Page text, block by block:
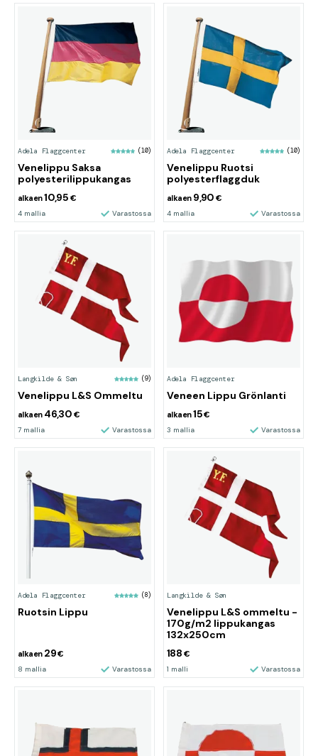
Adela Flaggcenter (10)
Venelippu Saksa
polyesterilippukangas
alkaen10,95 €
4 mallia Varastossa
Adela Flaggcenter (10)
Venelippu Ruotsi
polyesterflaggduk
alkaen 9,90€
4 mallia Varastossa
Langkilde & Søn (9)
Venelippu L&S Ommeltu
alkaen 46,30 €
7 mallia Varastossa
Adela Flaggcenter
Veneen Lippu Grönlanti
alkaen15€
3 mallia Varastossa
Adela Flaggcenter (8)
Ruotsin Lippu
alkaen 29€
8 mallia Varastossa
Langkilde & Søn
Venelippu L&S ommeltu -
170g/m2 lippukangas
132x250cm
188 €
1 malli Varastossa